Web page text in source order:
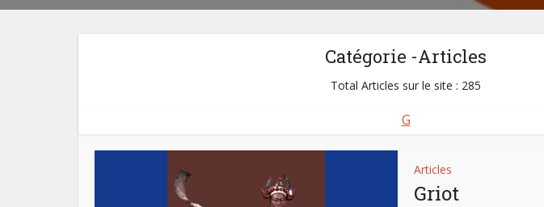
Catégorie -Articles
Total Articles sur le site : 285
G
Articles
Griot